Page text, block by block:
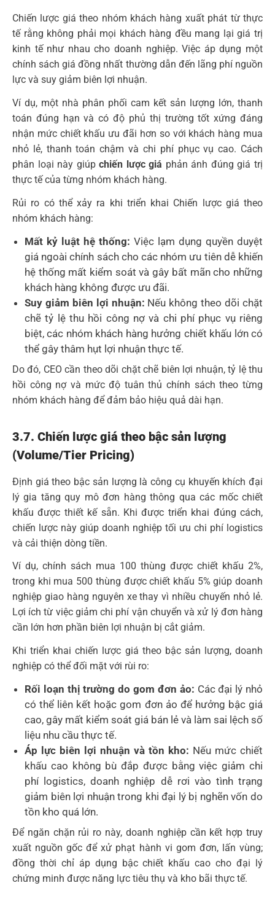
Chiến lược giá theo nhóm khách hàng xuất phát từ thực
tế rằng không phải mọi khách hàng đều mang lại giá trị
kinh tế như nhau cho doanh nghiệp. Việc áp dụng một
chính sách giá đồng nhất thường dẫn đến lãng phí nguồn
lực và suy giảm biên lợi nhuận.
Ví dụ, một nhà phân phối cam kết sản lượng lớn, thanh
toán đúng hạn và có độ phủ thị trường tốt xứng đáng
nhận mức chiết khấu ưu đãi hơn so với khách hàng mua
nhỏ lẻ, thanh toán chậm và chi phí phục vụ cao. Cách
phân loại này giúpchiến lược giá phản ánh đúng giá trị
thực tế của từng nhóm khách hàng.
Rủi ro có thể xảy ra khi triển khai Chiến lược giá theo
nhóm khách hàng:
Mất kỷ luật hệ thống: Việc lạm dụng quyền duyệt
giá ngoài chính sách cho các nhóm ưu tiên dễ khiến
hệ thống mất kiểm soát và gây bất mãn cho những
khách hàng không được ưu đãi.
Suy giảm biên lợi nhuận: Nếu không theo dõi chặt
chẽ tỷ lệ thu hồi công nợ và chi phí phục vụ riêng
biệt, các nhóm khách hàng hưởng chiết khấu lớn có
thể gây thâm hụt lợi nhuận thực tế.
Do đó, CEO cần theo dõi chặt chẽ biên lợi nhuận, tỷ lệ thu
hồi công nợ và mức độ tuân thủ chính sách theo từng
nhóm khách hàng để đảm bảo hiệu quả dài hạn.
3.7. Chiến lược giá theo bậc sản lượng
(Volume/Tier Pricing)
Định giá theo bậc sản lượng là công cụ khuyến khích đại
lý gia tăng quy mô đơn hàng thông qua các mốc chiết
khấu được thiết kế sẵn. Khi được triển khai đúng cách,
chiến lược này giúp doanh nghiệp tối ưu chi phí logistics
và cải thiện dòng tiền.
Ví dụ, chính sách mua 100 thùng được chiết khấu 2%,
trong khi mua 500 thùng được chiết khấu 5% giúp doanh
nghiệp giao hàng nguyên xe thay vì nhiều chuyến nhỏ lẻ.
Lợi ích từ việc giảm chi phí vận chuyển và xử lý đơn hàng
cần lớn hơn phần biên lợi nhuận bị cắt giảm.
Khi triển khai chiến lược giá theo bậc sản lượng, doanh
nghiệp có thể đối mặt với rùi ro:
Rối loạn thị trường do gom đơn ảo: Các đại lý nhỏ
có thể liên kết hoặc gom đơn ảo để hưởng bậc giá
cao, gây mất kiểm soát giá bán lẻ và làm sai lệch số
liệu nhu cầu thực tế.
Áp lực biên lợi nhuận và tồn kho: Nếu mức chiết
khấu cao không bù đắp được bằng việc giảm chi
phí logistics, doanh nghiệp dễ rơi vào tình trạng
giảm biên lợi nhuận trong khi đại lý bị nghẽn vốn do
tồn kho quá lớn.
Để ngăn chặn rủi ro này, doanh nghiệp cần kết hợp truy
xuất nguồn gốc để xử phạt hành vi gom đơn, lấn vùng;
đồng thời chỉ áp dụng bậc chiết khấu cao cho đại lý
chứng minh được năng lực tiêu thụ và kho bãi thực tế.